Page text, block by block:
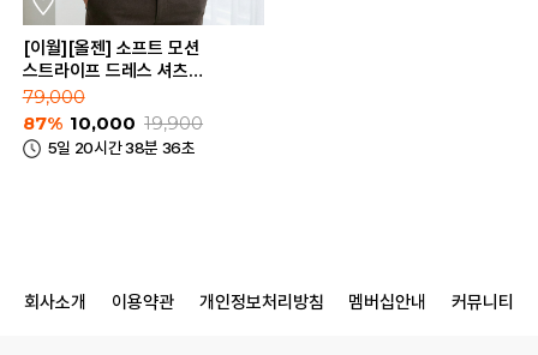
[이월][올젠] 소프트 모션
스트라이프 드레스 셔츠
(ZPC5WD1151_A)
79,000
87% 10,000 19,900
5일 20시간 38분 36초
회사소개 이용약관 개인정보처리방침 멤버십안내 커뮤니티